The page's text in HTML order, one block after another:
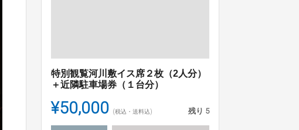
特別観覧河川敷イス席２枚（2人分）
＋近隣駐車場券（１台分）
¥50,000 (税込・送料込) 残り 5